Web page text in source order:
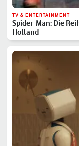
TV & ENTERTAINMENT
Spider-Man: Die
Holland